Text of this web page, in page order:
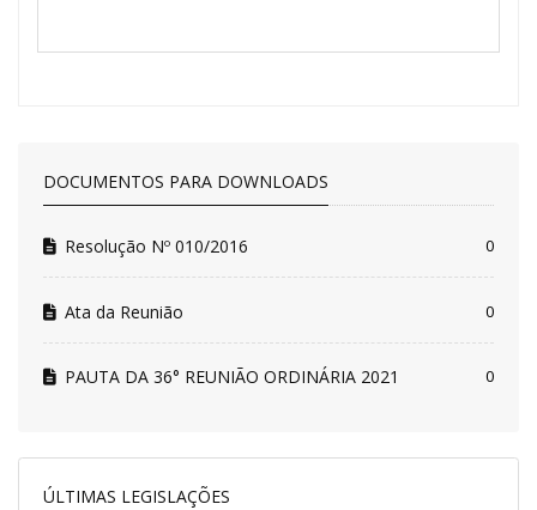
DOCUMENTOS PARA DOWNLOADS
Resolução Nº 010/2016 0
Ata da Reunião 0
PAUTA DA 36° REUNIÃO ORDINÁRIA 2021 0
ÚLTIMAS LEGISLAÇÕES